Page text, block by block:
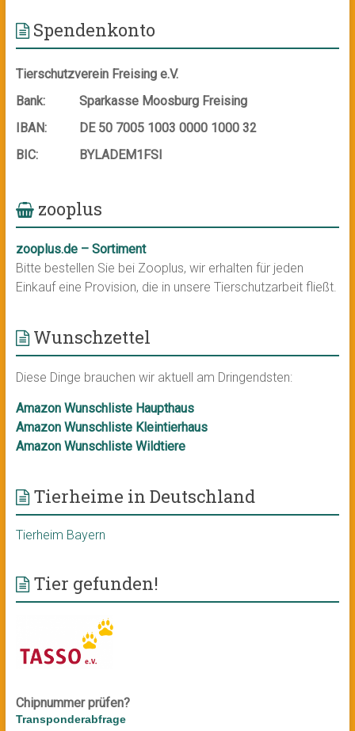
Spendenkonto
Tierschutzverein Freising e.V.
Bank:
Sparkasse Moosburg Freising
IBAN:
DE 50 7005 1003 0000 1000 32
BIC:
BYLADEM1FSI
zooplus
zooplus.de – Sortiment
Bitte bestellen Sie bei Zooplus, wir erhalten für jeden
Einkauf eine Provision, die in unsere Tierschutzarbeit fließt.
Wunschzettel
Diese Dinge brauchen wir aktuell am Dringendsten:
Amazon Wunschliste Haupthaus
Amazon Wunschliste Kleintierhaus
Amazon Wunschliste Wildtiere
Tierheime in Deutschland
Tierheim Bayern
Tier gefunden!
Chipnummer prüfen?
Transponderabfrage